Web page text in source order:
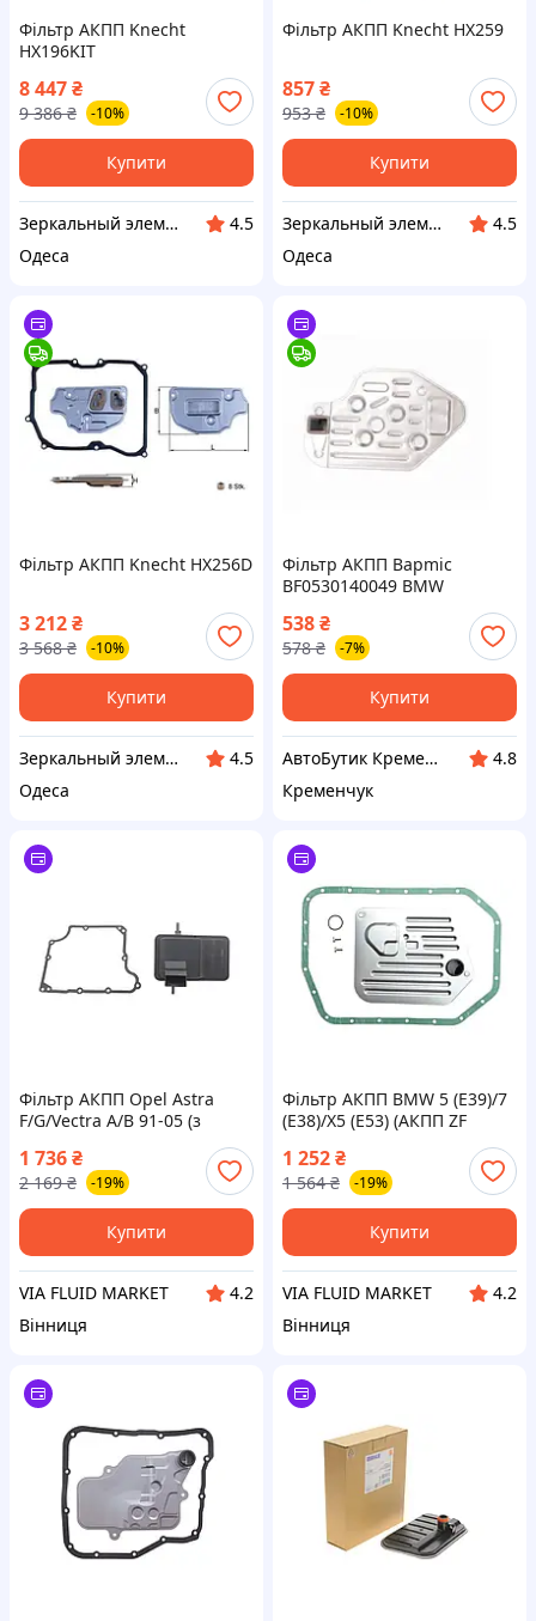
Фільтр АКПП Knecht
HX196KIT
8 447₴
9 386 ₴ -10%
Купити
Зеркальный элемент
4.5
Одеса
Фільтр АКПП Knecht HX259
857₴
953 ₴ -10%
Купити
Зеркальный элемент
4.5
Одеса
Фільтр АКПП Knecht HX256D
3 212₴
3 568 ₴ -10%
Купити
Зеркальный элемент
4.5
Одеса
Фільтр АКПП Bapmic
BF0530140049 BMW
538₴
578 ₴ -7%
Купити
АвтоБутик Кременчук
4.8
Кременчук
Фільтр АКПП Opel Astra
F/G/Vectra A/B 91-05 (з
1 736₴
2 169 ₴ -19%
Купити
VIA FLUID MARKET
4.2
Вінниця
Фільтр АКПП BMW 5 (E39)/7
(E38)/X5 (E53) (АКПП ZF
прокладкою) FEBI BILSTEIN
1 252₴
1 564 ₴ -19%
Купити
VIA FLUID MARKET
4.2
Вінниця